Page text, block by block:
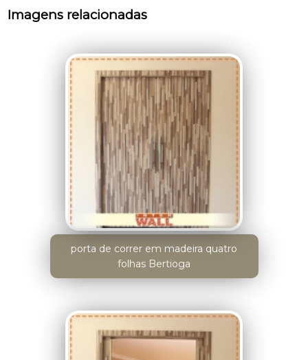
Imagens relacionadas
porta de correr em madeira quatro
folhas Bertioga